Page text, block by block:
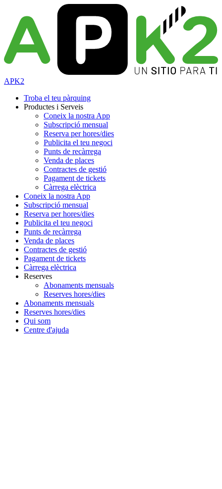
APK2
Troba el teu pàrquing
Productes i Serveis
Coneix la nostra App
Subscripció mensual
Reserva per hores/dies
Publicita el teu negoci
Punts de recàrrega
Venda de places
Contractes de gestió
Pagament de tickets
Càrrega elèctrica
Coneix la nostra App
Subscripció mensual
Reserva per hores/dies
Publicita el teu negoci
Punts de recàrrega
Venda de places
Contractes de gestió
Pagament de tickets
Càrrega elèctrica
Reserves
Abonaments mensuals
Reserves hores/dies
Abonaments mensuals
Reserves hores/dies
Qui som
Centre d'ajuda